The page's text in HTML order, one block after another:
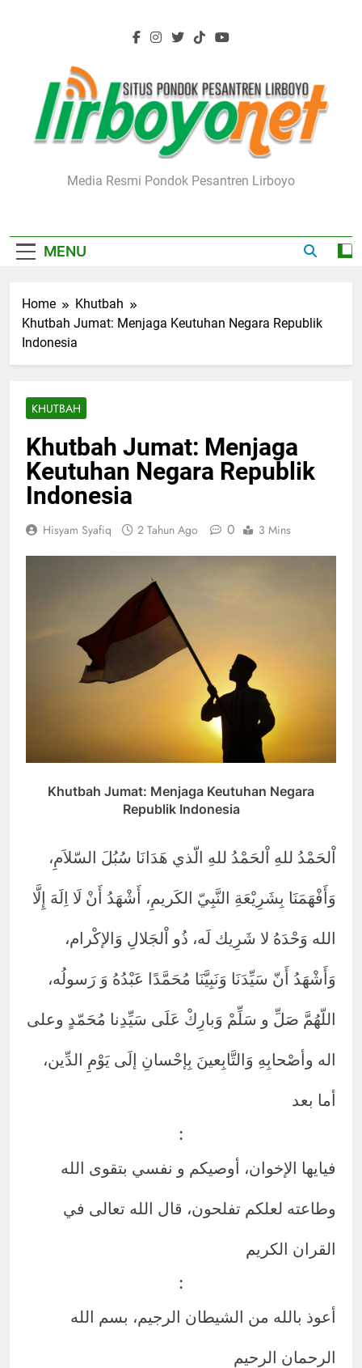
Lirboyo.net
Media Resmi Pondok Pesantren Lirboyo
MENU
Home
Khutbah
Khutbah Jumat: Menjaga Keutuhan Negara Republik
Indonesia
KHUTBAH
Khutbah Jumat: Menjaga
Keutuhan Negara Republik
Indonesia
Hisyam Syafiq 2 Tahun Ago 0 3 Mins
Khutbah Jumat: Menjaga Keutuhan Negara
Republik Indonesia
اْلحَمْدُ للهِ اْلحَمْدُ للهِ الّذي هَدَانَا سُبُلَ السّلاَمِ،
وَأَفْهَمَنَا بِشَرِيْعَةِ النَّبِيّ الكَريمِ، أَشْهَدُ أَنْ لَا اِلَهَ إِلَّا
الله وَحْدَهُ لا شَرِيك لَه، ذُو اْلجَلالِ وَالإكْرام،
وَأَشْهَدُ أَنّ سَيِّدَنَا وَنَبِيَّنَا مُحَمَّدًا عَبْدُهُ وَ رَسولُه،
اللّهُمَّ صَلِّ و سَلِّمْ وَبارِكْ عَلَى سَيِّدِنا مُحَمّدٍ وعلى
اله وأصْحابِهِ وَالتَّابِعينَ بِإحْسانِ إلَى يَوْمِ الدِّين،
أما بعد
:
فيايها الإخوان، أوصيكم و نفسي بتقوى الله
وطاعته لعلكم تفلحون، قال الله تعالى في
القران الكريم
:
أعوذ بالله من الشيطان الرجيم، بسم الله
الرحمان الرحيم